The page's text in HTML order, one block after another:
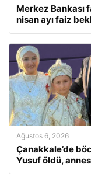
Merkez Bankası
nisan ayı faiz
Ağustos 6, 2026
Çanakkale’de
Yusuf öldü,